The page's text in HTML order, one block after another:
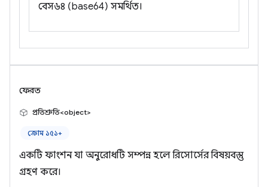
বেস৬৪ (base64) সমর্থিত।
ফেরত
প্রতিশ্রুতি<object>
ক্রোম ১৫১+
একটি ফাংশন যা অনুরোধটি সম্পন্ন হলে রিসোর্সের বিষয়বস্তু
গ্রহণ করে।